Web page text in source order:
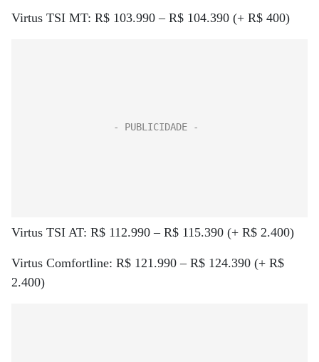
Virtus TSI MT: R$ 103.990 – R$ 104.390 (+ R$ 400)
Virtus TSI AT: R$ 112.990 – R$ 115.390 (+ R$ 2.400)
Virtus Comfortline: R$ 121.990 – R$ 124.390 (+ R$
2.400)